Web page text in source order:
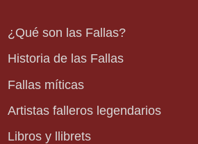
¿Qué son las Fallas?
Historia de las Fallas
Fallas míticas
Artistas falleros legendarios
Libros y llibrets